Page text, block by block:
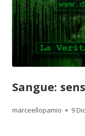
Sangue:
Autore
marceellopamio 9